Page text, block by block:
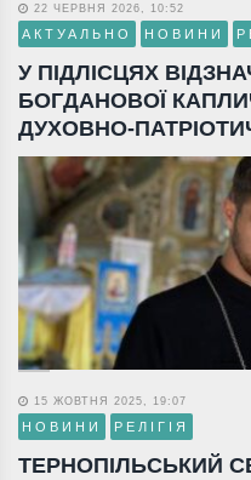
22 ЧЕРВНЯ 2026, 10:52
АКТУАЛЬНО НОВИНИ
У ПІДЛІСЦЯХ
БОГДАНОВОЇ
ДУХОВНО-
15 ЖОВТНЯ 2025, 19:07
НОВИНИ РЕЛІГІЯ
ТЕРНОПІЛЬСЬКИЙ